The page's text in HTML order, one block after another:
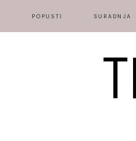
POPUSTI SURADNJA